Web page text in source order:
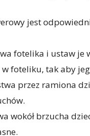
jest
fotelika i ustaw je
foteliku, tak aby
przez ramiona
wokół brzucha